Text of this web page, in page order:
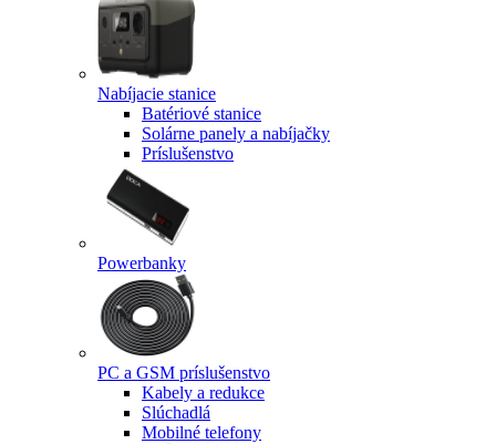
Nabíjacie stanice
Batériové stanice
Solárne panely a nabíjačky
Príslušenstvo
Powerbanky
PC a GSM príslušenstvo
Kabely a redukce
Slúchadlá
Mobilné telefony